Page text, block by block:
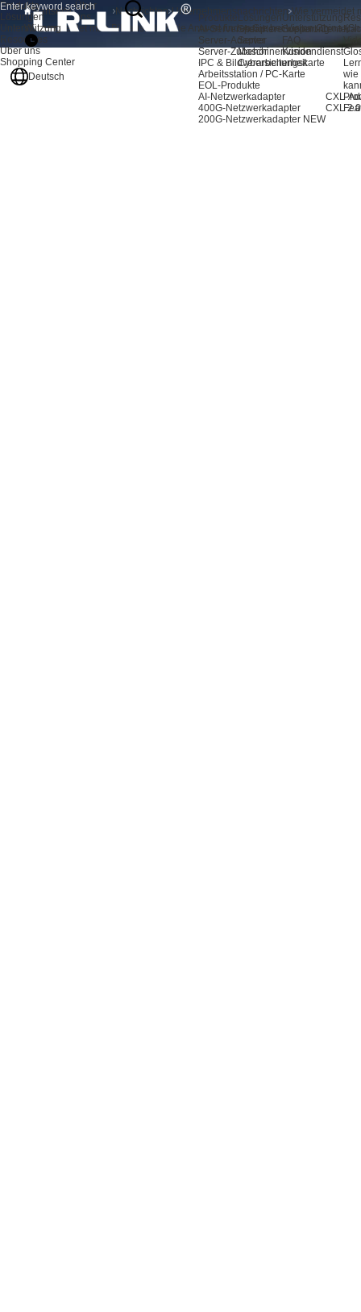
Produkte
AI-Server-Adapter
Server-Adapter
Server-Zubehör
IPC & Bildverarbeitungskarte
Arbeitsstation / PC-Karte
EOL-Produkte
AI-Netzwerkadapter
400G-Netzwerkadapter
200G-Netzwerkadapter NEW
CXL-
CXL 2.0
Lösungen
Speichererweiterung
Server
Maschinenvision
Cybersicherheit
Unterstützung
Support-Center
FAQ
Kundendienst
wie
Produkte
Lösungen
Unterstützung
Resources
Über uns
Shopping Center
Deutsch
Startseite Über
uns
Nachrichten Unternehmensnachrichten
Wie vermeidet man Bildausfälle? Die Antwort finden Sie bei Vision China